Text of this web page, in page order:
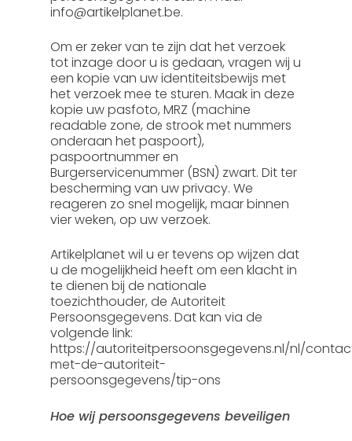
info@artikelplanet.be.
Om er zeker van te zijn dat het verzoek
tot inzage door u is gedaan, vragen wij u
een kopie van uw identiteitsbewijs met
het verzoek mee te sturen. Maak in deze
kopie uw pasfoto, MRZ (machine
readable zone, de strook met nummers
onderaan het paspoort),
paspoortnummer en
Burgerservicenummer (BSN) zwart. Dit ter
bescherming van uw privacy. We
reageren zo snel mogelijk, maar binnen
vier weken, op uw verzoek.
Artikelplanet wil u er tevens op wijzen dat
u de mogelijkheid heeft om een klacht in
te dienen bij de nationale
toezichthouder, de Autoriteit
Persoonsgegevens. Dat kan via de
volgende link:
https://autoriteitpersoonsgegevens.nl/nl/
met-de-autoriteit-
persoonsgegevens/tip-ons
Hoe wij persoonsgegevens beveiligen